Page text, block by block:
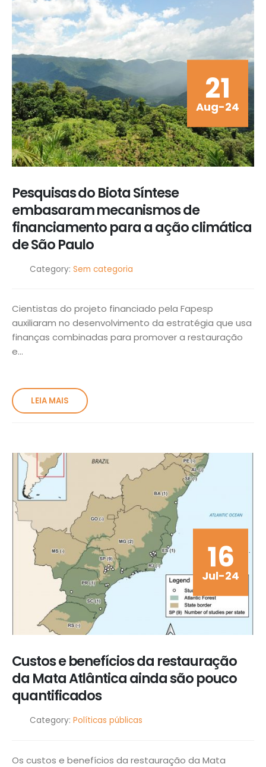
21
Aug-24
Pesquisas do Biota Síntese
embasaram mecanismos de
financiamento para a ação climática
de São Paulo
Category: Sem categoria
Cientistas do projeto financiado pela Fapesp
auxiliaram no desenvolvimento da estratégia que usa
finanças combinadas para promover a restauração
e...
LEIA MAIS
16
Jul-24
Custos e benefícios da restauração
da Mata Atlântica ainda são pouco
quantificados
Category: Políticas públicas
Os custos e benefícios da restauração da Mata